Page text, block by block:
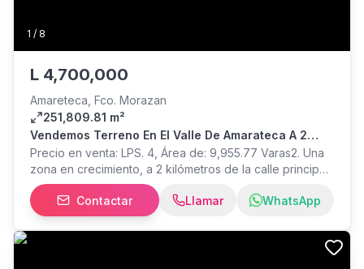
1 / 8
L 4,700,000
Amareteca, Fco. Morazan
251,809.81 m²
Vendemos Terreno En El Valle De Amarateca A 2
Kilómetros De La Calle Principal
Precio en venta: LPS. 4, Área de: 9,955.77 Varas2. Una
zona en crecimiento, a 2 kilómetros de la calle principal.
Cuenta con energía eléctrica y el agua potable se trata
con el comité de la comunidad. -Ideal para industrias,
tabacaleras, cultivos, ganaderías, empacadoras,
fábricas y más... Página de Facebook: Bienes raíces
Contactar Llamar WhatsApp